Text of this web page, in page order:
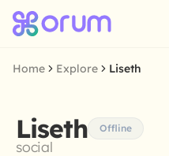
Home Explore Liseth
Liseth Offline
social